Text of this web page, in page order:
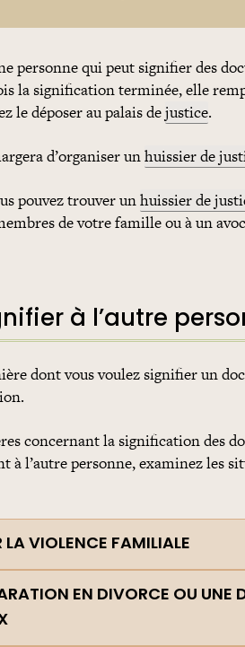
personne qui peut signifier des
la signification terminée, elle
le déposer au palais dejustice.
d’organiser unhuissier de
pouvez trouver unhuissier de
de votre famille ou à un
à l’autre
dont vous voulez signifier un
concernant la signification des
l’autre personne, examinez les
LA VIOLENCE FAMILIALE
EN DIVORCE OU UNE